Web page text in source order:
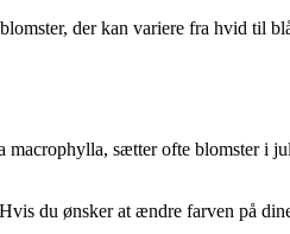
der kan variere fra hvid til
sætter ofte blomster i
du ønsker at ændre farven på